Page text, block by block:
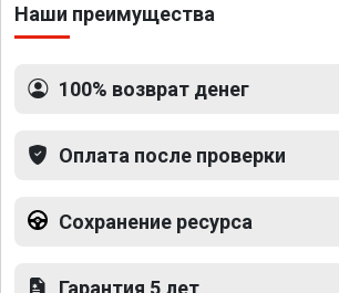
Наши преимущества
100% возврат денег
Оплата после проверки
Сохранение ресурса
Гарантия 5 лет